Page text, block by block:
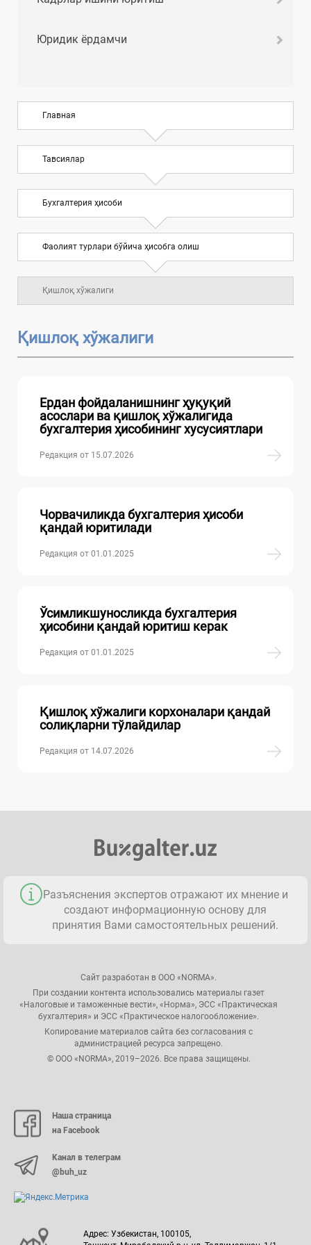
Юридик ёрдамчи
Главная
Тавсиялар
Бухгалтерия ҳисоби
Фаолият турлари бўйича ҳисобга олиш
Қишлоқ хўжалиги
Қишлоқ хўжалиги
Ердан фойдаланишнинг ҳуқуқий
асослари ва қишлоқ хўжалигида
бухгалтерия ҳисобининг хусусиятлари
Редакция от 15.07.2026
Чорвачиликда бухгалтерия ҳисоби
қандай юритилади
Редакция от 01.01.2025
Ўсимликшуносликда бухгалтерия
ҳисобини қандай юритиш керак
Редакция от 01.01.2025
Қишлоқ хўжалиги корхоналари қандай
солиқларни тўлайдилар
Редакция от 14.07.2026
Разъяснения экспертов отражают их мнение и
создают информационную основу для
принятия Вами самостоятельных решений.
Сайт разработан в ООО «NORMA».
При создании контента использовались материалы газет
«Налоговые и таможенные вести», «Норма», ЭСС «Практическая
бухгалтерия» и ЭСС «Практическое налогообложение».
Копирование материалов сайта без согласования с
администрацией ресурса запрещено.
© ООО «NORMA», 2019–2026. Все права защищены.
Наша страница
на Facebook
Канал в телеграм
@buh_uz
Адрес: Узбекистан, 100105,